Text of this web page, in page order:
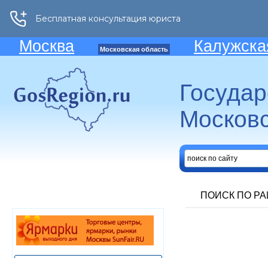
Москва Московская область
ПОИСК ПО